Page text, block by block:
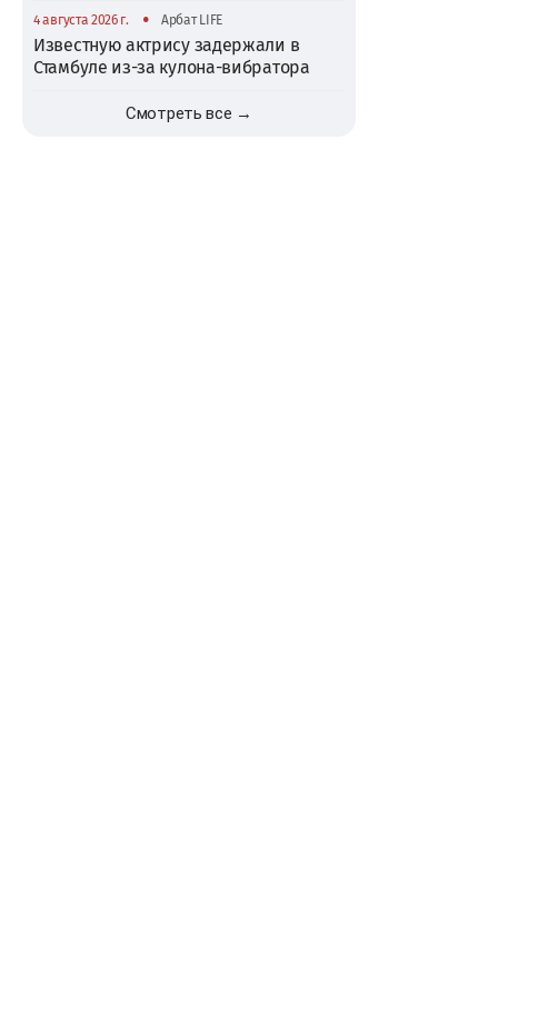
4 августа 2026 г. • Арбат LIFE
Известную актрису задержали в
Стамбуле из-за кулона-вибратора
Смотреть все →